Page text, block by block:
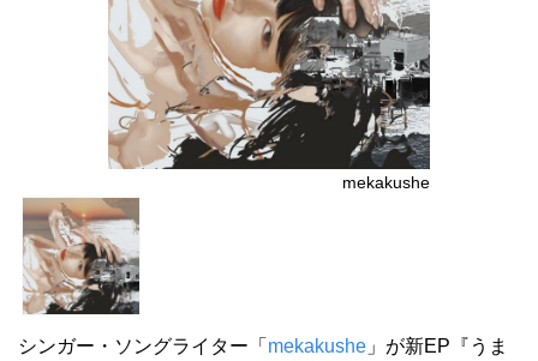
mekakushe
シンガー・ソングライター「 mekakushe 」が新EP『うま